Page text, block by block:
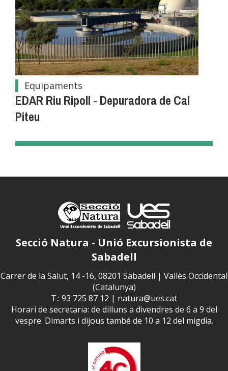
Equipaments
EDAR Riu Ripoll - Depuradora de Cal
Piteu
Secció Natura - Unió Excursionista de
Sabadell
Carrer de la Salut, 14 -16, 08201 Sabadell | Vallès Occidental
(Catalunya)
T.: 93 725 87 12 | natura@ues.cat
Horari de secretaria: de dilluns a divendres de 6 a 9 del
vespre. Dimarts i dijous també de 10 a 12 del migdia.